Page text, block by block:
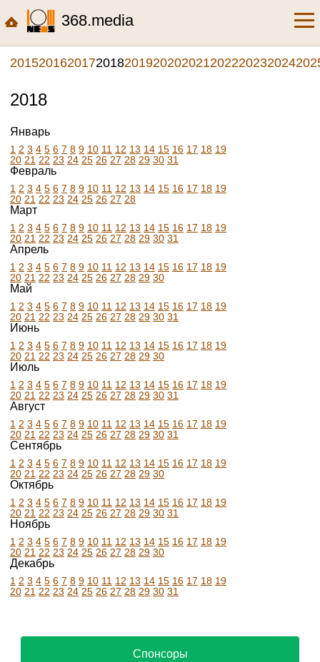
368.media
2015201620172018201920202021202220232024
2018
Январь
1 2 3 4 5 6 7 8 9 10 11 12 13 14 15 16 17 18 19
20 21 22 23 24 25 26 27 28 29 30 31
Февраль
1 2 3 4 5 6 7 8 9 10 11 12 13 14 15 16 17 18 19
20 21 22 23 24 25 26 27 28
Март
1 2 3 4 5 6 7 8 9 10 11 12 13 14 15 16 17 18 19
20 21 22 23 24 25 26 27 28 29 30 31
Апрель
1 2 3 4 5 6 7 8 9 10 11 12 13 14 15 16 17 18 19
20 21 22 23 24 25 26 27 28 29 30
Май
1 2 3 4 5 6 7 8 9 10 11 12 13 14 15 16 17 18 19
20 21 22 23 24 25 26 27 28 29 30 31
Июнь
1 2 3 4 5 6 7 8 9 10 11 12 13 14 15 16 17 18 19
20 21 22 23 24 25 26 27 28 29 30
Июль
1 2 3 4 5 6 7 8 9 10 11 12 13 14 15 16 17 18 19
20 21 22 23 24 25 26 27 28 29 30 31
Август
1 2 3 4 5 6 7 8 9 10 11 12 13 14 15 16 17 18 19
20 21 22 23 24 25 26 27 28 29 30 31
Сентябрь
1 2 3 4 5 6 7 8 9 10 11 12 13 14 15 16 17 18 19
20 21 22 23 24 25 26 27 28 29 30
Октябрь
1 2 3 4 5 6 7 8 9 10 11 12 13 14 15 16 17 18 19
20 21 22 23 24 25 26 27 28 29 30 31
Ноябрь
1 2 3 4 5 6 7 8 9 10 11 12 13 14 15 16 17 18 19
20 21 22 23 24 25 26 27 28 29 30
Декабрь
1 2 3 4 5 6 7 8 9 10 11 12 13 14 15 16 17 18 19
20 21 22 23 24 25 26 27 28 29 30 31
Спонсоры